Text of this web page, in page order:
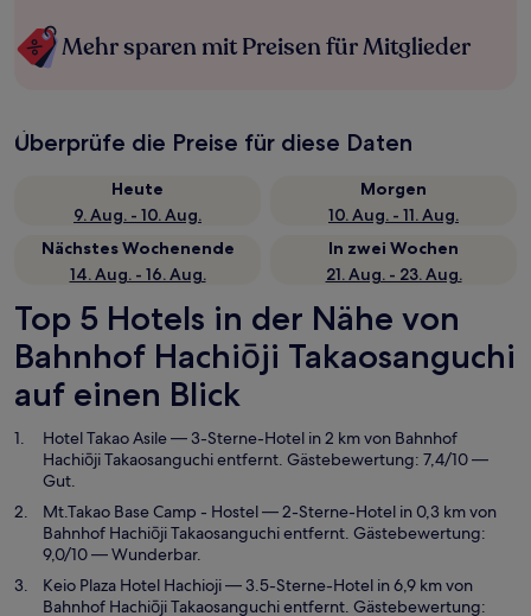
Mehr sparen mit Preisen für Mitglieder
Überprüfe die Preise für diese Daten
Heute
9. Aug. - 10. Aug.
Morgen
10. Aug. - 11. Aug.
Nächstes Wochenende
14. Aug. - 16. Aug.
In zwei Wochen
21. Aug. - 23. Aug.
Top 5 Hotels in der Nähe von
Bahnhof Hachiōji Takaosanguchi
auf einen Blick
Hotel Takao Asile— 3-Sterne-Hotel in 2 km von Bahnhof
Hachiōji Takaosanguchi entfernt. Gästebewertung: 7,4/10 —
Gut.
Mt.Takao Base Camp - Hostel— 2-Sterne-Hotel in 0,3 km von
Bahnhof Hachiōji Takaosanguchi entfernt. Gästebewertung:
9,0/10 — Wunderbar.
Keio Plaza Hotel Hachioji— 3.5-Sterne-Hotel in 6,9 km von
Bahnhof Hachiōji Takaosanguchi entfernt. Gästebewertung: